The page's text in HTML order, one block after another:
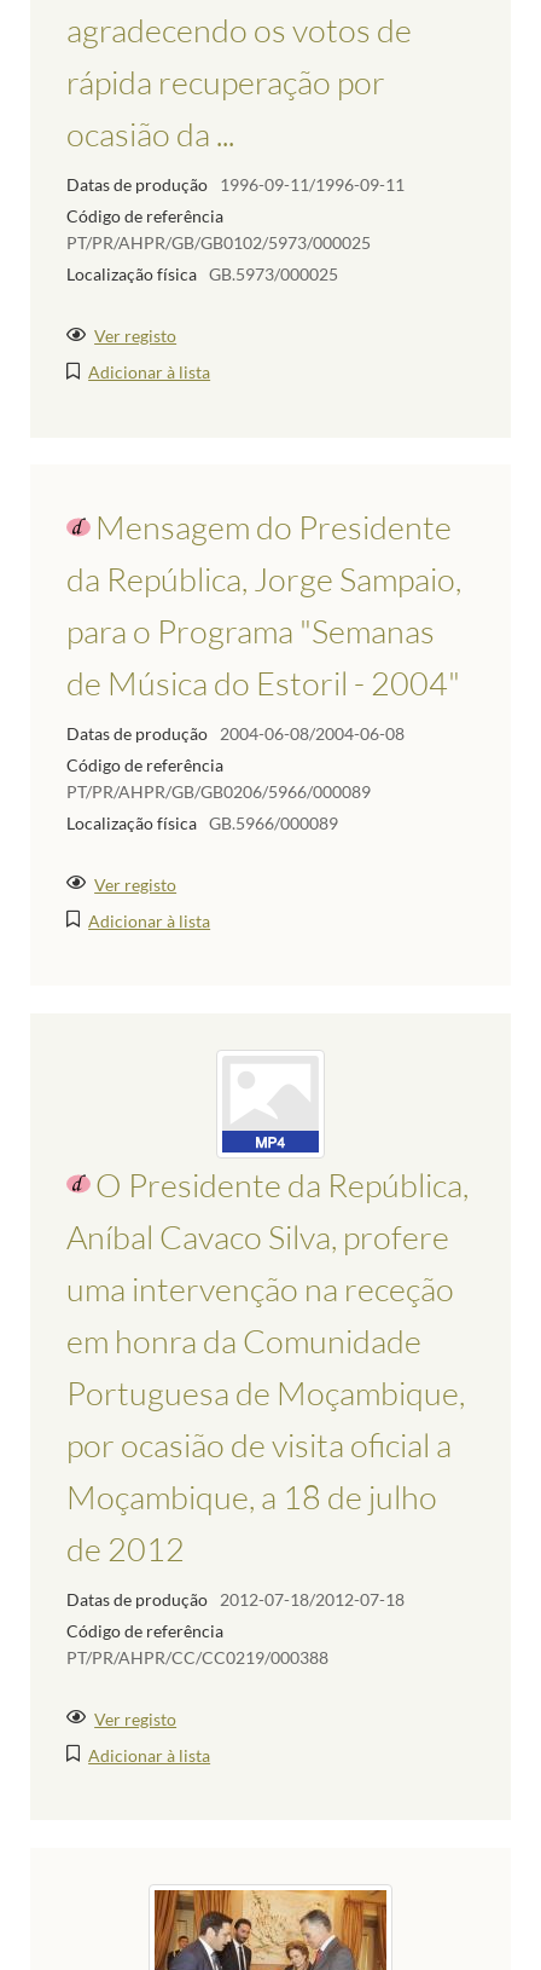
agradecendo os votos de
rápida recuperação por
ocasião da ...
Datas de produção
1996-09-11/1996-09-11
Código de referência
PT/PR/AHPR/GB/GB0102/5973/000025
Localização física GB.5973/000025
Ver registo
Adicionar à lista
Mensagem do Presidente
da República, Jorge Sampaio,
para o Programa "Semanas
de Música do Estoril - 2004"
Datas de produção
2004-06-08/2004-06-08
Código de referência
PT/PR/AHPR/GB/GB0206/5966/000089
Localização física GB.5966/000089
Ver registo
Adicionar à lista
O Presidente da República,
Aníbal Cavaco Silva, profere
uma intervenção na receção
em honra da Comunidade
Portuguesa de Moçambique,
por ocasião de visita oficial a
Moçambique, a 18 de julho
de 2012
Datas de produção
2012-07-18/2012-07-18
Código de referência
PT/PR/AHPR/CC/CC0219/000388
Ver registo
Adicionar à lista